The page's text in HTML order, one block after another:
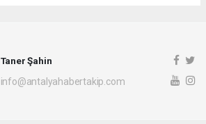
Taner Şahin
info@antalyahabertakip.com